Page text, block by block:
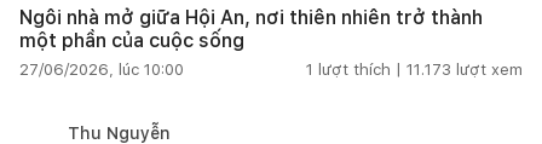
Ngôi nhà mở giữa Hội An, nơi thiên nhiên trở thành
một phần của cuộc sống
27/06/2026, lúc 10:00 1 lượt thích | 11.173 lượt xem
Thu Nguyễn